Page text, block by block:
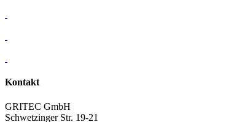
Kontakt
GRITEC GmbH
Schwetzinger Str. 19-21